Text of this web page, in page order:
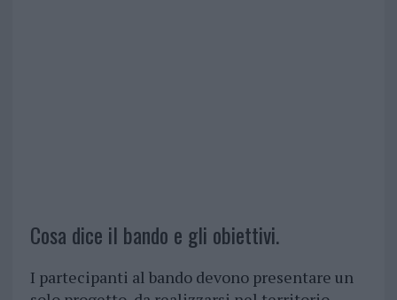
Cosa dice il bando e gli obiettivi.
I partecipanti al bando devono presentare un